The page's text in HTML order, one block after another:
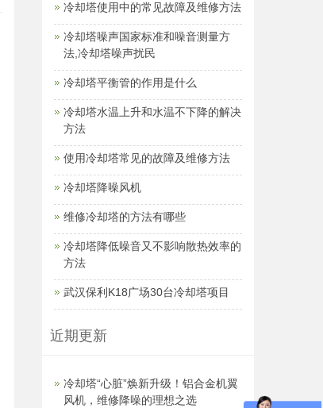
冷却塔使用中的常见故障及维修方法
冷却塔噪声国家标准和噪音测量方
法,冷却塔噪声扰民
冷却塔平衡管的作用是什么
冷却塔水温上升和水温不下降的解决
方法
使用冷却塔常见的故障及维修方法
冷却塔降噪风机
维修冷却塔的方法有哪些
冷却塔降低噪音又不影响散热效率的
方法
武汉保利K18广场30台冷却塔项目
近期更新
冷却塔“心脏”焕新升级！铝合金机翼
风机，维修降噪的理想之选